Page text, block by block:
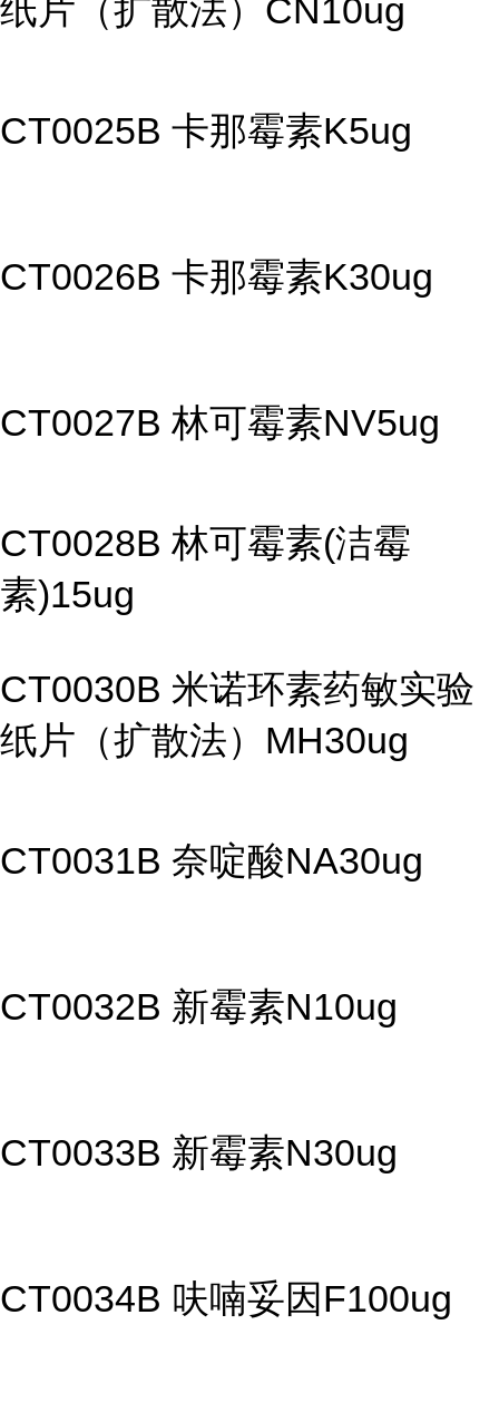
纸片（扩散法）CN10ug
CT0025B 卡那霉素K5ug
CT0026B 卡那霉素K30ug
CT0027B 林可霉素NV5ug
CT0028B 林可霉素(洁霉
素)15ug
CT0030B 米诺环素药敏实验
纸片（扩散法）MH30ug
CT0031B 奈啶酸NA30ug
CT0032B 新霉素N10ug
CT0033B 新霉素N30ug
CT0034B 呋喃妥因F100ug